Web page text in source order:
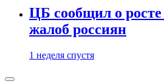
ЦБ сообщил о росте
жалоб россиян
1 неделя спустя